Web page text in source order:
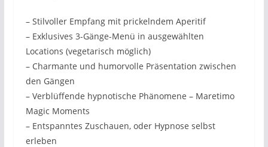
– Stilvoller Empfang mit prickelndem Aperitif
– Exklusives 3-Gänge-Menü in ausgewählten
Locations (vegetarisch möglich)
– Charmante und humorvolle Präsentation zwischen
den Gängen
– Verblüffende hypnotische Phänomene – Maretimo
Magic Moments
– Entspanntes Zuschauen, oder Hypnose selbst
erleben